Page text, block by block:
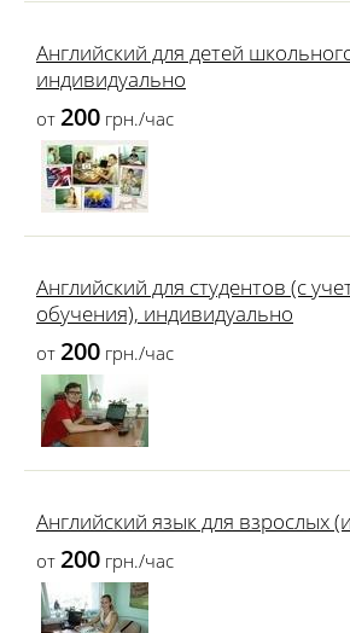
Английский для детей
индивидуально
от 200 грн./час
Английский для студентов (с
обучения), индивидуально
от 200 грн./час
Английский язык для взрослых
от 200 грн./час